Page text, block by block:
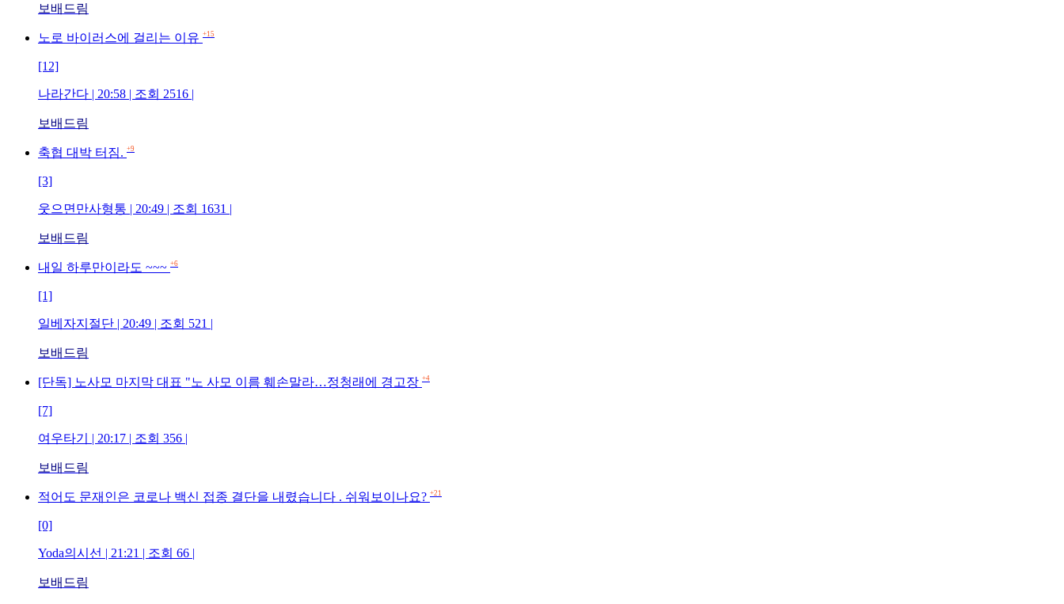
보배드림
노로 바이러스에 걸리는 이유 +15
[12]
나라간다 | 20:58 | 조회 2516 |
보배드림
축협 대박 터짐. +9
[3]
웃으면만사형통 | 20:49 | 조회 1631 |
보배드림
내일 하루만이라도 ~~~ +6
[1]
일베자지절단 | 20:49 | 조회 521 |
보배드림
[단독] 노사모 마지막 대표 "노 사모 이름 훼손말라…정청래에 경고장 +4
[7]
여우타기 | 20:17 | 조회 356 |
보배드림
적어도 문재인은 코로나 백신 접종 결단을 내렸습니다 . 쉬워보이나요? +21
[0]
Yoda의시선 | 21:21 | 조회 66 |
보배드림